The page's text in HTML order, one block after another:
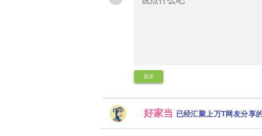
提交
好家当 已经汇聚上万T网友分享